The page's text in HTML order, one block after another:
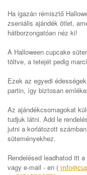
Ha igazán rémisztő
zseniális ajándék ötlet,
hátborzongatóan néz ki!
A Halloween cupcake
töltve, a tetejét pedig
Ezek az egyedi
partin, így biztosan
Az ajándékcsomagokat
tudjuk látni. Add le
jutni a korlátozott
süteményekhez.
Rendelésed leadhatod itt
vagy e-mail - en (